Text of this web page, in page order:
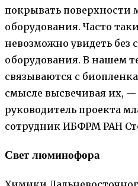
покрывать поверхности
оборудования. Часто
невозможно увидеть без
оборудования. В нашем
связываются с
смысле высвечивая их, —
руководитель проекта
сотрудник ИБФРМ РАН
Свет люминофора